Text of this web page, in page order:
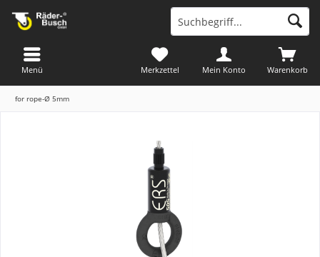
Warenkorb
Merkzettel Mein Konto
Menü
for rope-Ø 5mm